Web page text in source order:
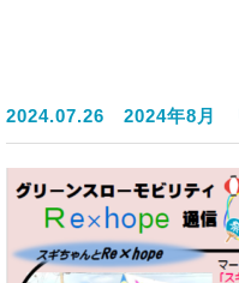
2024.07.26 2024年8月